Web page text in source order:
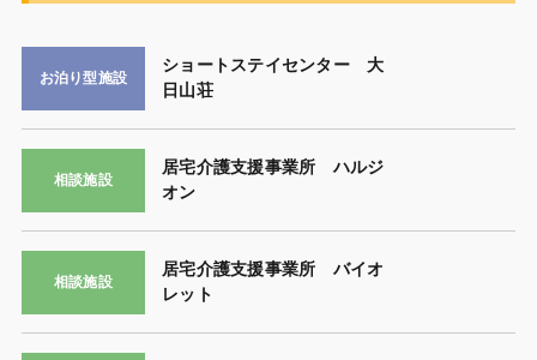
お泊り型施設
ショートステイセンター 大
日山荘
相談施設
居宅介護支援事業所 ハルジ
オン
相談施設
居宅介護支援事業所 バイオ
レット